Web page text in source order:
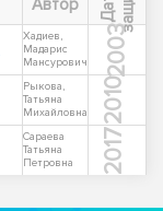
Автор
Хадиев,
Мадарис
Мансурович
2003
Рыкова,
Татьяна
Михайловна
2010
Сараева
Татьяна
Петровна
2017